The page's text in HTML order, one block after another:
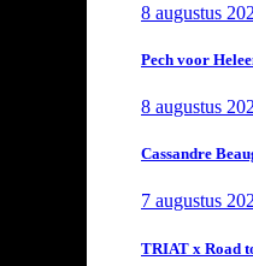
8 augustus
Pech voor
8 augustus
Cassandre
7 augustus
TRIAT x Road